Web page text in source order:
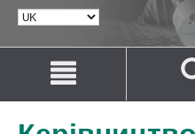
ВИБРАТИ
Перейти
змісту
Перейти
навігації